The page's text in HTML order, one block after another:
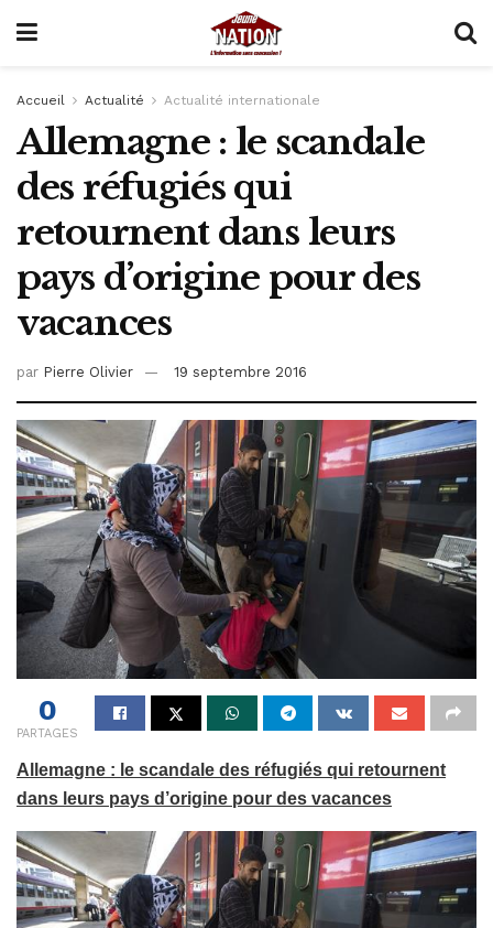
Accueil Actualité Actualité internationale
Allemagne : le scandale
des réfugiés qui
retournent dans leurs
pays d’origine pour des
vacances
par Pierre Olivier 19 septembre 2016
0
PARTAGES
Allemagne : le scandale des réfugiés qui retournent
dans leurs pays d’origine pour des vacances